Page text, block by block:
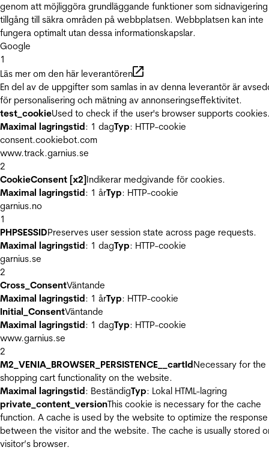
genom att möjliggöra grundläggande funktioner som
tillgång till säkra områden på webbplatsen. Webbplatsen kan inte
fungera optimalt utan dessa informationskapslar.
Google
1
Läs mer om den här leverantören
En del av de uppgifter som samlas in av denna leverantör är
för personalisering och mätning av annonseringseffektivitet.
test_cookieUsed to check if the user's browser supports
Maximal lagringstid: 1 dagTyp: HTTP-cookie
consent.cookiebot.com
www.track.garnius.se
2
CookieConsent [x2]Indikerar medgivande för cookies.
Maximal lagringstid: 1 årTyp: HTTP-cookie
garnius.no
1
PHPSESSIDPreserves user session state across page requests.
Maximal lagringstid: 1 dagTyp: HTTP-cookie
garnius.se
2
Cross_ConsentVäntande
Maximal lagringstid: 1 årTyp: HTTP-cookie
Initial_ConsentVäntande
Maximal lagringstid: 1 dagTyp: HTTP-cookie
www.garnius.se
2
M2_VENIA_BROWSER_PERSISTENCE__cartIdNecessary for the
shopping cart functionality on the website.
Maximal lagringstid: BeständigTyp: Lokal HTML-lagring
private_content_versionThis cookie is necessary for the cache
function. A cache is used by the website to optimize the
between the visitor and the website. The cache is usually stored
visitor’s browser.